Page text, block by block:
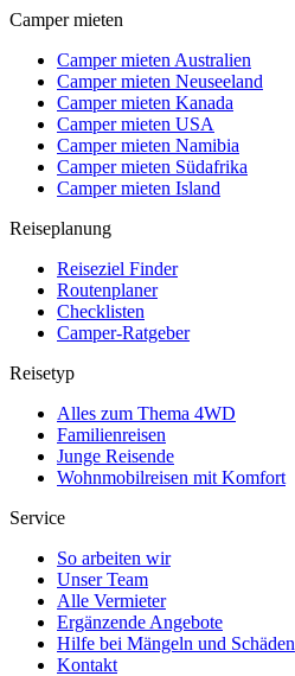
Camper mieten
Camper mieten Australien
Camper mieten Neuseeland
Camper mieten Kanada
Camper mieten USA
Camper mieten Namibia
Camper mieten Südafrika
Camper mieten Island
Reiseplanung
Reiseziel Finder
Routenplaner
Checklisten
Camper-Ratgeber
Reisetyp
Alles zum Thema 4WD
Familienreisen
Junge Reisende
Wohnmobilreisen mit Komfort
Service
So arbeiten wir
Unser Team
Alle Vermieter
Ergänzende Angebote
Hilfe bei Mängeln und Schäden
Kontakt